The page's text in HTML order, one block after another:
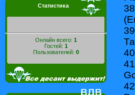
Статистика
Онлайн всего: 1
Гостей: 1
Пользователей: 0